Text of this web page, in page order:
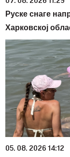
Руске снаге
Харковској
05. 08. 2026 14:12